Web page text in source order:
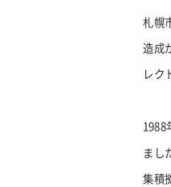
札幌
造成
レク
1988
まし
集積